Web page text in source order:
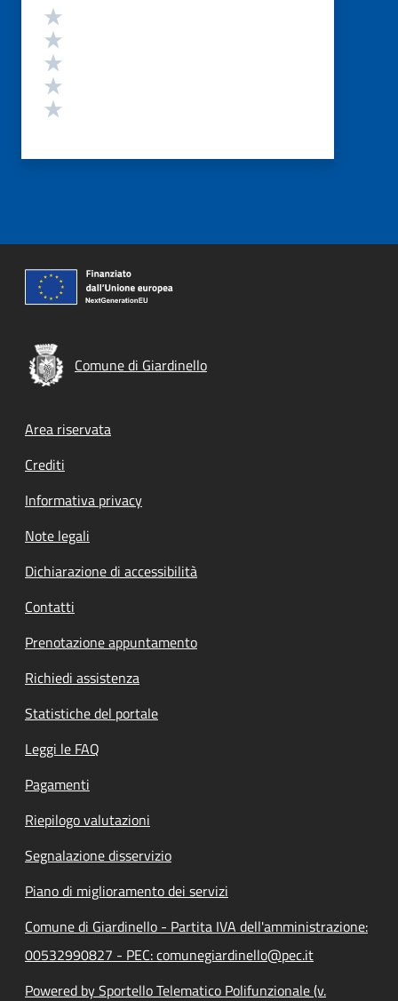
Valutazione
Comune di Giardinello
Footer menu
Area riservata
Crediti
Informativa privacy
Note legali
Dichiarazione di accessibilità
Contatti
Prenotazione appuntamento
Richiedi assistenza
Statistiche del portale
Leggi le FAQ
Pagamenti
Riepilogo valutazioni
Segnalazione disservizio
Piano di miglioramento dei servizi
Comune di Giardinello - Partita IVA dell'amministrazione:
00532990827 - PEC: comunegiardinello@pec.it
Powered by Sportello Telematico Polifunzionale (v.